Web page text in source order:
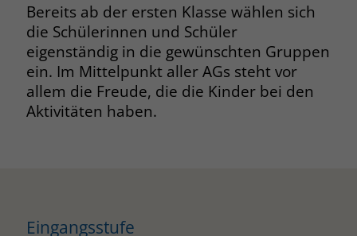
Bereits ab der ersten Klasse wählen sich
die Schülerinnen und Schüler
eigenständig in die gewünschten Gruppen
ein. Im Mittelpunkt aller AGs steht vor
allem die Freude, die die Kinder bei den
Aktivitäten haben.
Eingangsstufe